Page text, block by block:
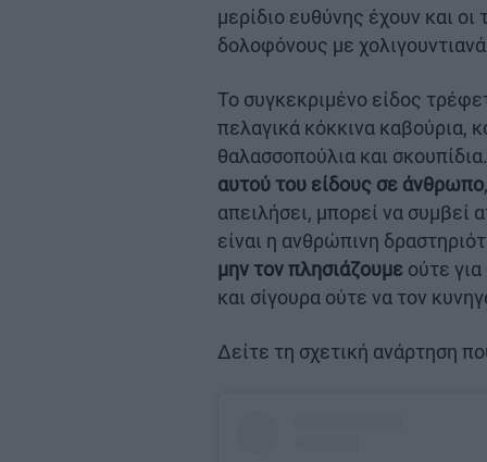
μερίδιο ευθύνης έχουν και
δολοφόνους με
Το συγκεκριμένο είδος
πελαγικά κόκκινα καβούρια,
θαλασσοπούλια και σκουπίδια.
αυτού του είδους σε άνθρωπο
απειλήσει, μπορεί να συμβεί
είναι η ανθρώπινη
μην τον πλησιάζουμε ούτε
και σίγουρα ούτε να τον
Δείτε τη σχετική ανάρτηση